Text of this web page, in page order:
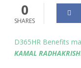
0
SHARES
D365HR Benefits
KAMAL